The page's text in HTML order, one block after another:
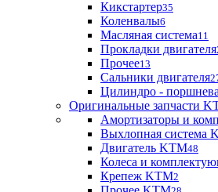
Кикстартер35
Коленвалы6
Масляная система11
Прокладки двигателя
Прочее13
Сальники двигателя
Цилиндро -
Оригинальные запчасти
Амортизаторы и
Выхлопная система
Двигатель KTM48
Колеса и
Крепеж KTM2